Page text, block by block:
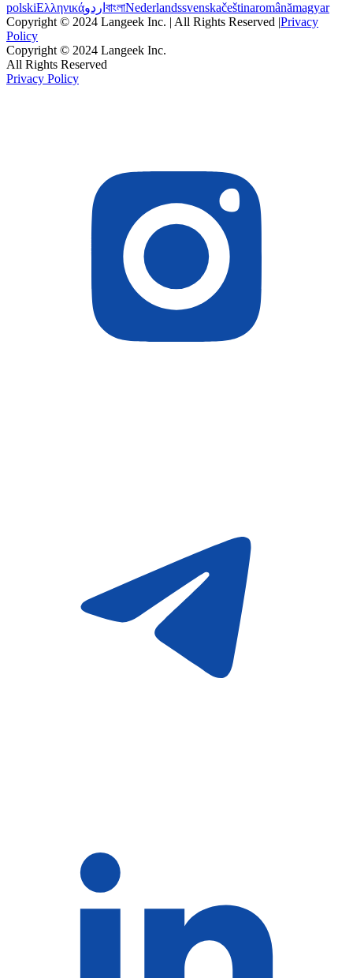
polskiΕλληνικάاردو বাংলাNederlandssvenskačeštinaromânămagyar
Copyright © 2024 Langeek Inc. | All Rights Reserved |Privacy
Policy
Copyright © 2024 Langeek Inc.
All Rights Reserved
Privacy Policy